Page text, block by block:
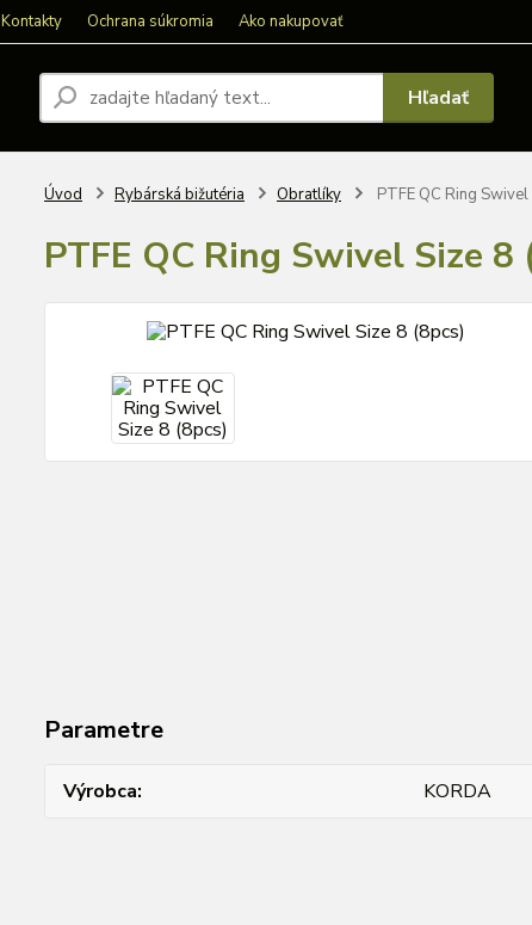
Kontakty Ochrana súkromia Ako nakupovať
Hľadať
Úvod Rybárská bižutéria Obratlíky PTFE QC Ring
PTFE QC Ring Swivel Size 8
Parametre
Výrobca KORDA